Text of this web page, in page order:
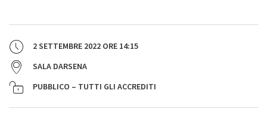
2 SETTEMBRE 2022 ORE 14:15
SALA DARSENA
PUBBLICO – TUTTI GLI ACCREDITI